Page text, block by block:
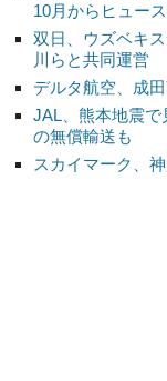
10月からヒュー
双日、ウズベキ
川らと共同運営
デルタ航空、成
JAL、熊本地震
の無償輸送も
スカイマーク、